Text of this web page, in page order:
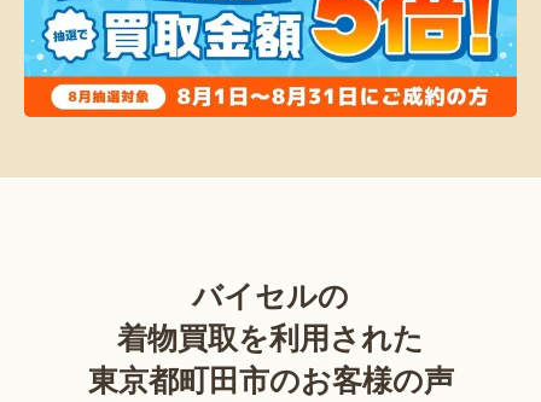
バイセルの
着物買取を利用された
東京都町田市のお客様の声